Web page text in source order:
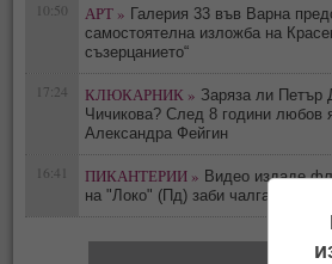
10:50 АРТ » Галерия 33 във Варна
самостоятелна изложба на
съзерцанието“
17:24 КЛЮКАРНИК » Заряза ли Петър
Чичикова? След 8 години любов
Александра Фейгин
16:41 ПИКАНТЕРИИ » Видео издаде
на "Локо" (Пд) заби